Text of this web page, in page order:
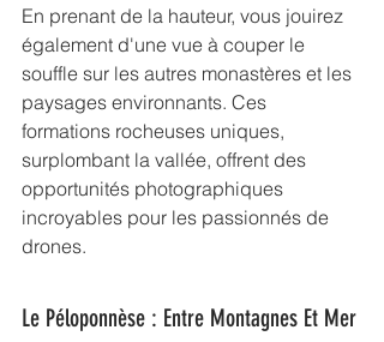
En prenant de la hauteur, vous jouirez
également d'une vue à couper le
souffle sur les autres monastères et les
paysages environnants. Ces
formations rocheuses uniques,
surplombant la vallée, offrent des
opportunités photographiques
incroyables pour les passionnés de
drones.
Le Péloponnèse : Entre Montagnes Et Mer